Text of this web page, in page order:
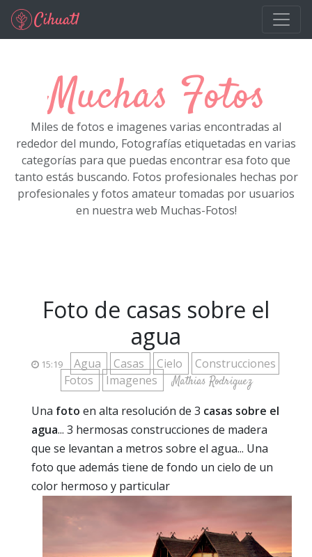
Ir al contenido principal
Muchas Fotos
Miles de fotos e imagenes varias encontradas al
rededor del mundo, Fotografías etiquetadas en varias
categorías para que puedas encontrar esa foto que
tanto estás buscando. Fotos profesionales hechas por
profesionales y fotos amateur tomadas por usuarios
en nuestra web Muchas-Fotos!
Foto de casas sobre el
agua
15:19 Agua Casas Cielo
Construcciones
Fotos
Imagenes Mathias Rodriguez
Una foto en alta resolución de 3 casas sobre el
agua... 3 hermosas construcciones de madera
que se levantan a metros sobre el agua... Una
foto que además tiene de fondo un cielo de un
color hermoso y particular